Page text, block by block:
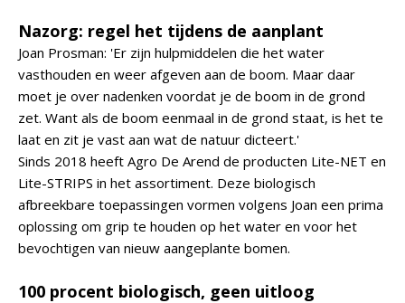
Nazorg: regel het tijdens de aanplant
Joan Prosman: 'Er zijn hulpmiddelen die het water
vasthouden en weer afgeven aan de boom. Maar daar
moet je over nadenken voordat je de boom in de grond
zet. Want als de boom eenmaal in de grond staat, is het te
laat en zit je vast aan wat de natuur dicteert.'
Sinds 2018 heeft Agro De Arend de producten Lite-NET en
Lite-STRIPS in het assortiment. Deze biologisch
afbreekbare toepassingen vormen volgens Joan een prima
oplossing om grip te houden op het water en voor het
bevochtigen van nieuw aangeplante bomen.
100 procent biologisch, geen uitloog